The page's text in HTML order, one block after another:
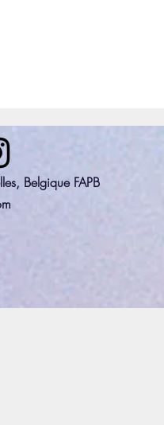
Belgique FAPB